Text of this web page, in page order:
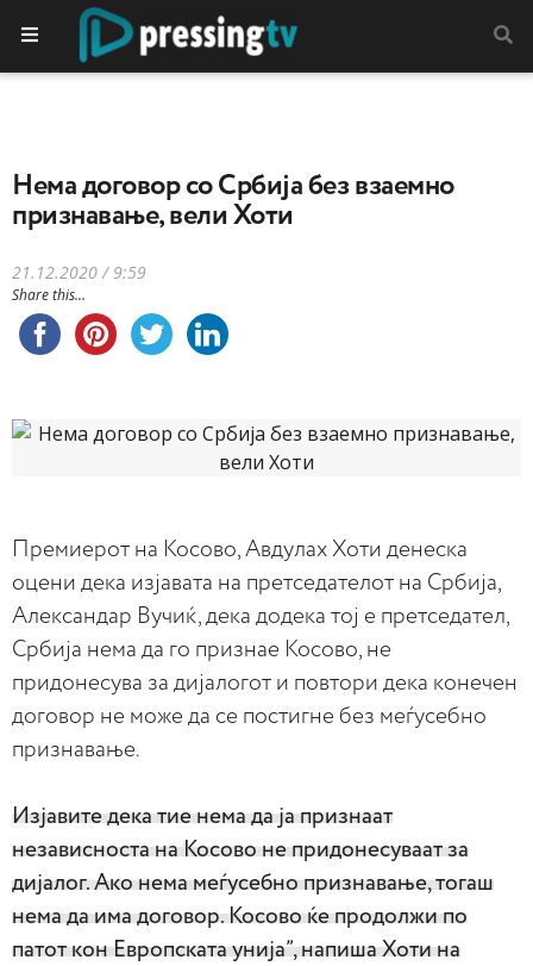
Нема договор со Србија без взаемно
признавање, вели Хоти
21.12.2020 / 9:59
Share this...
Премиерот на Косово, Авдулах Хоти денеска
оцени дека изјавата на претседателот на Србија,
Александар Вучиќ, дека додека тој е претседател,
Србија нема да го признае Косово, не
придонесува за дијалогот и повтори дека конечен
договор не може да се постигне без меѓусебно
признавање.
Изјавите дека тие нема да ја признаат
независноста на Косово не придонесуваат за
дијалог. Ако нема меѓусебно признавање, тогаш
нема да има договор. Косово ќе продолжи по
патот кон Европската унија”, напиша Хоти на